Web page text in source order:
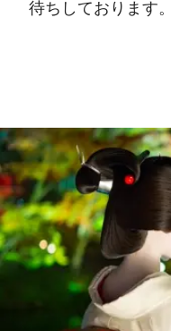
待ちしております。